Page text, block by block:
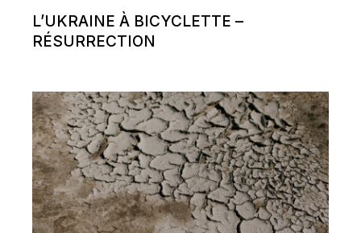
L’UKRAINE À BICYCLETTE –
RÉSURRECTION